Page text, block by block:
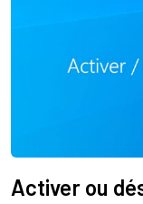
Activer ou